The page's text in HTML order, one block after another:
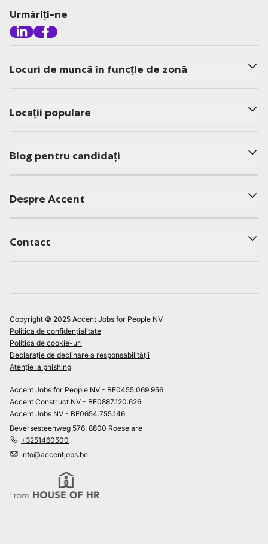
Urmăriți-ne
Locuri de muncă în funcție de zonă
Locații populare
Blog pentru candidați
Despre Accent
Contact
Copyright © 2025 Accent Jobs for People NV
Politica de confidențialitate
Politica de cookie-uri
Declarație de declinare a responsabilității
Atenție la phishing
Accent Jobs for People NV - BE0455.069.956
Accent Construct NV - BE0887.120.626
Accent Jobs NV - BE0654.755.146
Beversesteenweg 576, 8800 Roeselare
+3251460500
info@accentjobs.be